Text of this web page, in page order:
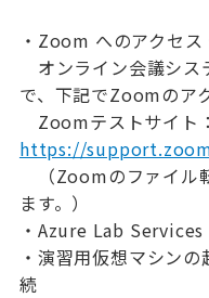
・Zoom へのアクセス
オンライン会議シス
で、下記でZoomのア
Zoomテストサイト：
https://
（Zoomのファイル
ます。）
・Azure Lab
・演習用仮想マシン
続